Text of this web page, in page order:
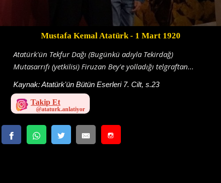
Mustafa Kemal Atatürk- 1 Mart 1920
Atatürk'ün Tekfur Dağı (Bugünkü adıyla Tekirdağ)
Mutasarrıfı (yetkilisi) Firuzan Bey'e yolladığı telgraftan...
Kaynak:Atatürk'ün Bütün Eserleri 7. Cilt, s.23
Takip Et